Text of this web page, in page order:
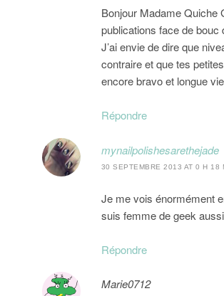
Bonjour Madame Quiche
publications face de bouc
J’ai envie de dire que
contraire et que tes
encore bravo et longue
Répondre
mynailpolishesarethejade
30 SEPTEMBRE 2013 AT 0 H 18
Je me vois énormément
suis femme de geek
Répondre
Marie0712